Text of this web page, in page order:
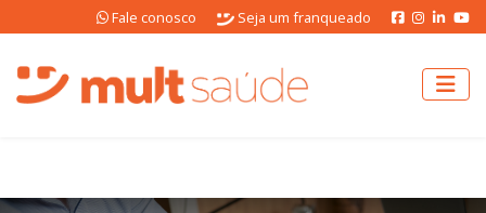
Fale conosco Seja um franqueado